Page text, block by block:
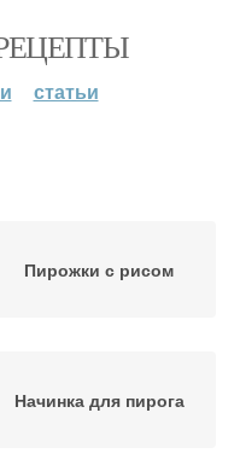
статьи
Пирожки с рисом
Начинка для пирога